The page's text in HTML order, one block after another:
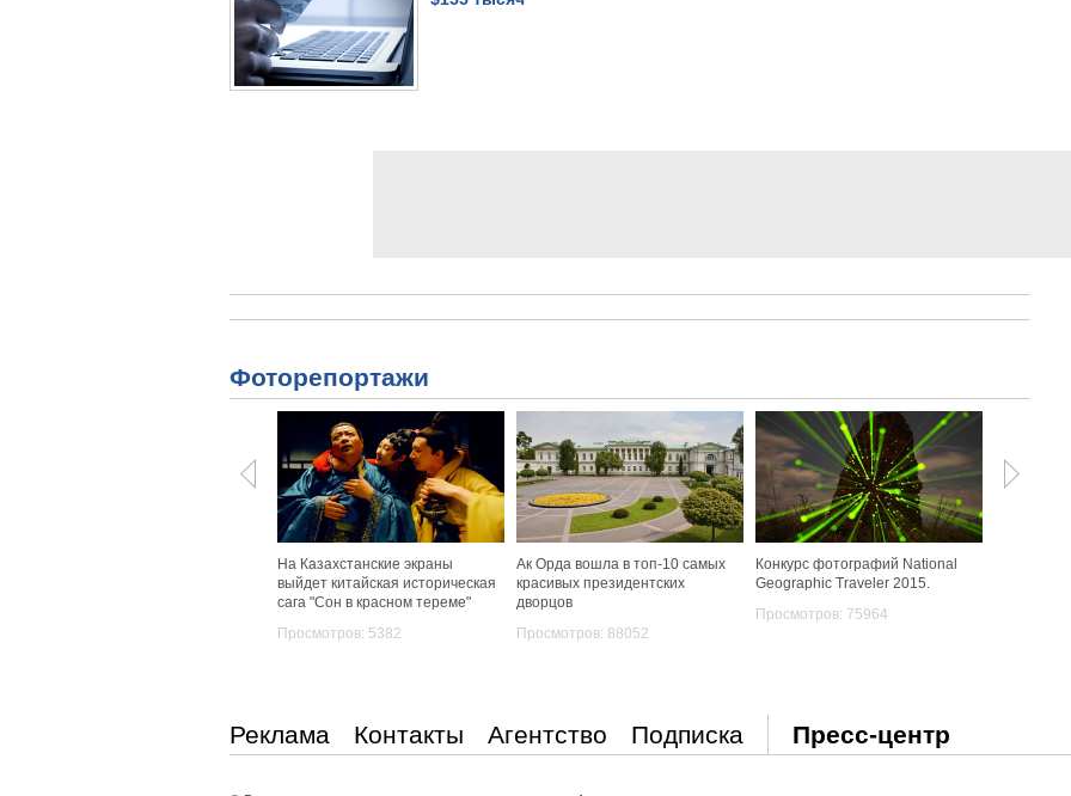
Фоторепортажи
На Казахстанские экраны
выйдет китайская историческая
сага "Сон в красном тереме"
Просмотров: 5382
Ак Орда вошла в топ-10 самых
красивых президентских
дворцов
Просмотров: 88052
Конкурс фотографий National
Geographic Traveler 2015.
Просмотров: 75964
Реклама Контакты Агентство Подписка Пресс-центр